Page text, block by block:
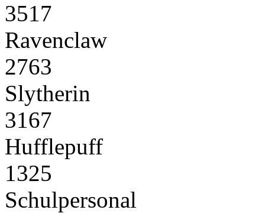
3517
Ravenclaw
2763
Slytherin
3167
Hufflepuff
1325
Schulpersonal